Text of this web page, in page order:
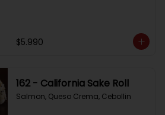
$5.990
162 - California Sake Roll
Salmon, Queso Crema, Cebollin